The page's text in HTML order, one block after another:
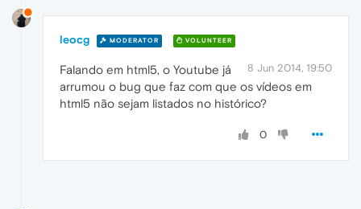
leocg MODERATOR VOLUNTEER
8 Jun 2014, 19:50
Falando em html5, o Youtube já
arrumou o bug que faz com que os vídeos em
html5 não sejam listados no histórico?
0